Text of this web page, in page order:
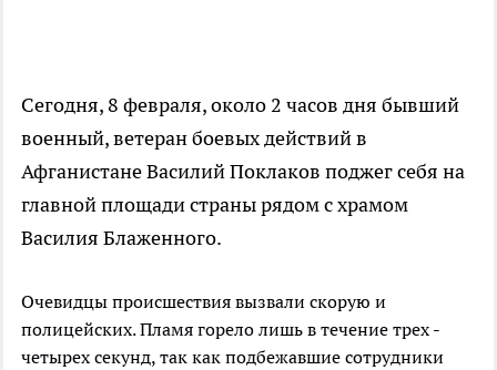
Сегодня, 8 февраля, около 2 часов дня бывший
военный, ветеран боевых действий в
Афганистане Василий Поклаков поджег себя на
главной площади страны рядом с храмом
Василия Блаженного.
Очевидцы происшествия вызвали скорую и
полицейских. Пламя горело лишь в течение трех -
четырех секунд, так как подбежавшие сотрудники